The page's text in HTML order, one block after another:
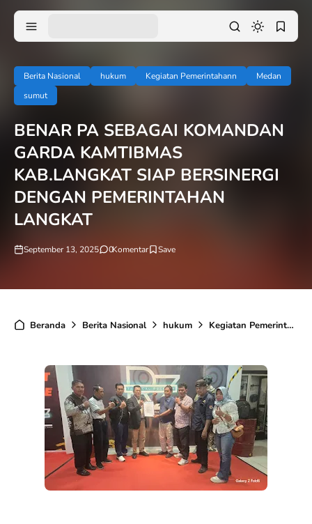
Berita Nasional hukum Kegiatan Pemerintahann
Medan
sumut
BENAR PA SEBAGAI KOMANDAN
GARDA KAMTIBMAS
KAB.LANGKAT SIAP BERSINERGI
DENGAN PEMERINTAHAN
LANGKAT
September 13, 2025 0Komentar
Beranda Berita Nasional hukum Kegiatan Pemerintahann